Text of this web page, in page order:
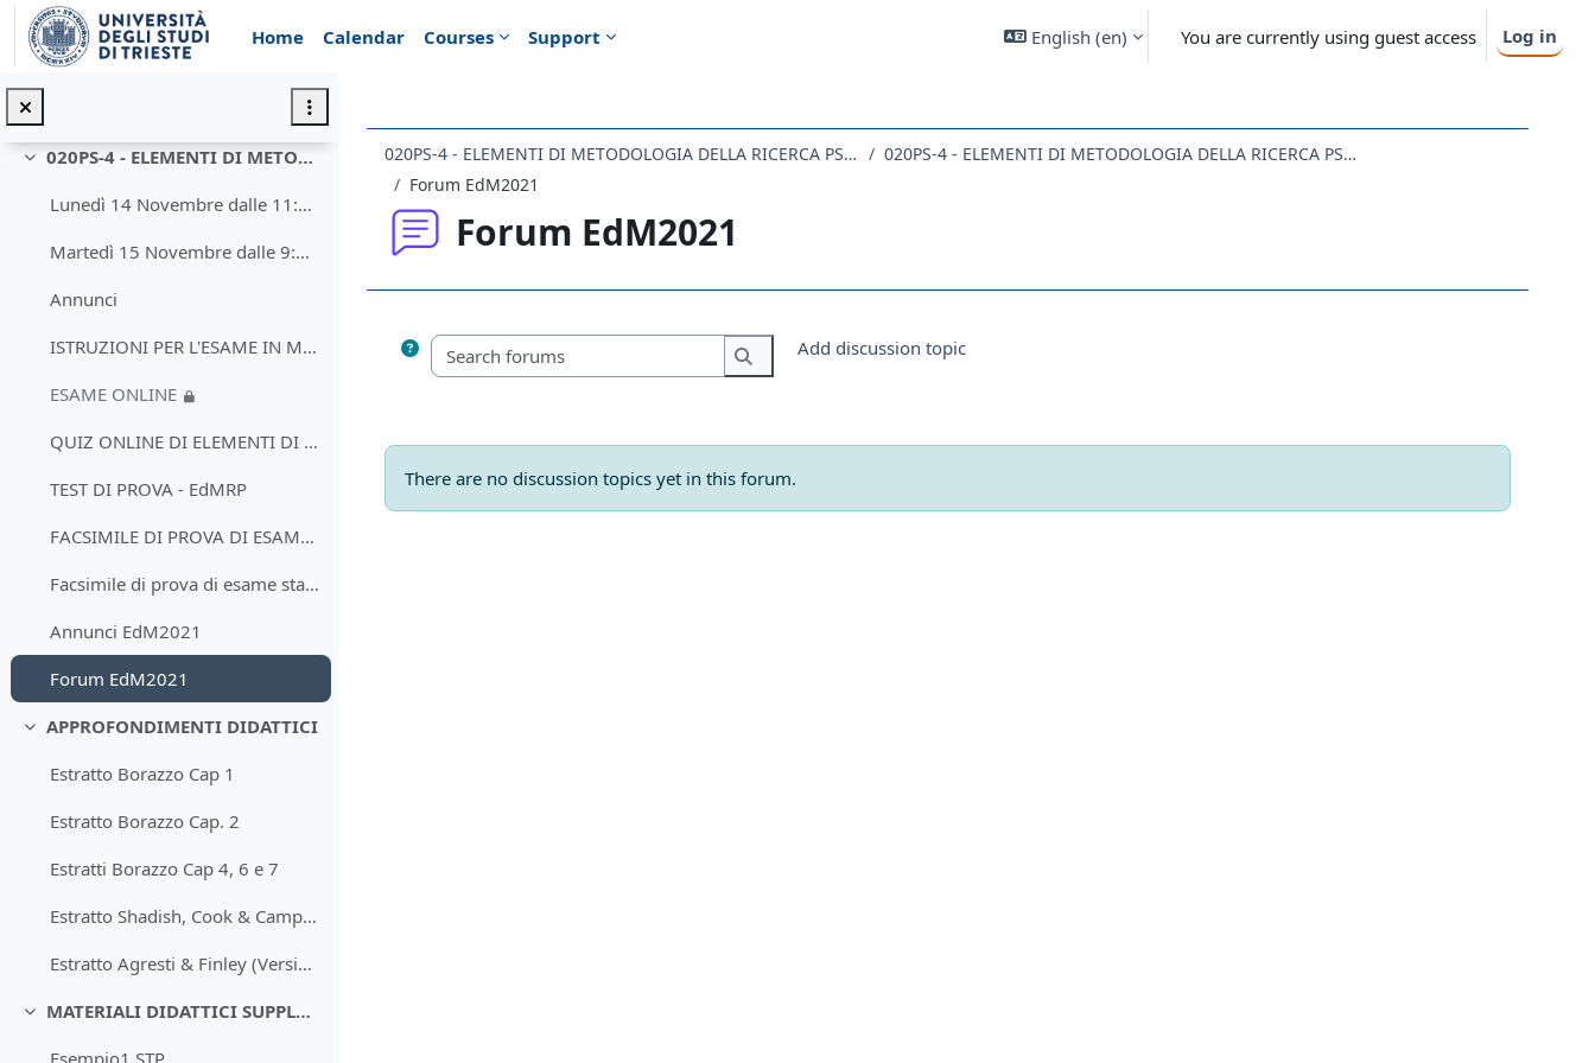
Skip to main content
Home
Calendar Courses Support English ‎(en)‎ You are currently using guest access Log in
Collapse
020PS-4 - ELEMENTI DI METODOLOGIA DELLA RICERCA PSICOLOGICA
Lunedì 14 Novembre dalle 11:00 alle 13:00
Martedì 15 Novembre dalle 9:00 - 11:00
Annunci
ISTRUZIONI PER L'ESAME IN MODALITA' ONLINE La...
ESAME ONLINE
QUIZ ONLINE DI ELEMENTI DI METODOLOGIA DELLA RICER...
TEST DI PROVA - EdMRP
FACSIMILE DI PROVA DI ESAME IN MODALITA' STANDARDL...
Facsimile di prova di esame standard
Annunci EdM2021
Forum EdM2021
Collapse
APPROFONDIMENTI DIDATTICI
Estratto Borazzo Cap 1
Estratto Borazzo Cap. 2
Estratti Borazzo Cap 4, 6 e 7
Estratto Shadish, Cook & Campbell
Estratto Agresti & Finley (Versione Inglese)
Collapse
MATERIALI DIDATTICI SUPPLEMENTARI
020PS-4 - ELEMENTI DI METODOLOGIA DELLA RICERCA PSICOLOGICA 2022
020PS-4 - ELEMENTI DI METODOLOGIA DELLA RICERCA PSICOLOGICA
Forum EdM2021
Forum EdM2021
Search forums
Search forums
Add discussion topic
There are no discussion topics yet in this forum.